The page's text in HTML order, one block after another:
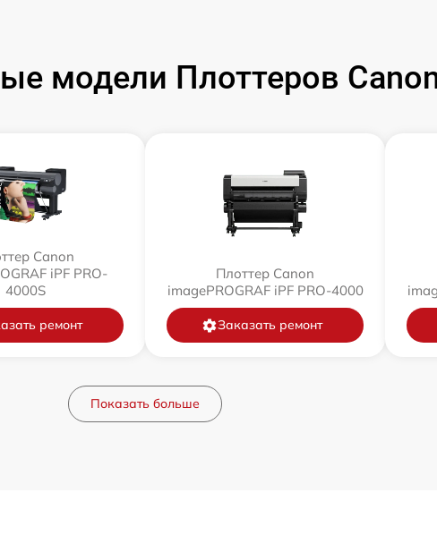
модели Плоттеров
Canon
iPF PRO-
4000S
ремонт
Плоттер Canon
imagePROGRAF iPF PRO-4000
Заказать ремонт
Показать больше